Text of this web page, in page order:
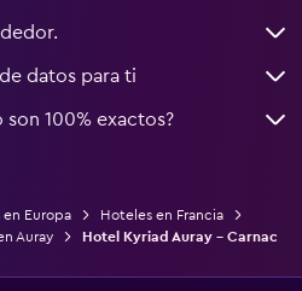
datos para ti
100% exactos?
en Europa
Hoteles en Francia
Auray Hotel Kyriad Auray - Carnac